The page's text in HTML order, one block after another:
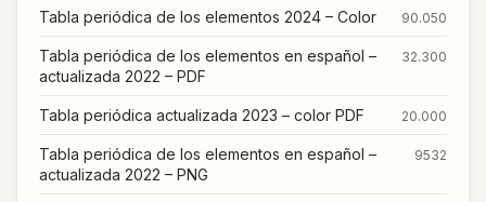
Tabla periódica de los elementos 2024 – Color 90.050
Tabla periódica de los elementos en español –
actualizada 2022 – PDF
32.300
Tabla periódica actualizada 2023 – color PDF 20.000
Tabla periódica de los elementos en español –
actualizada 2022 – PNG
9532